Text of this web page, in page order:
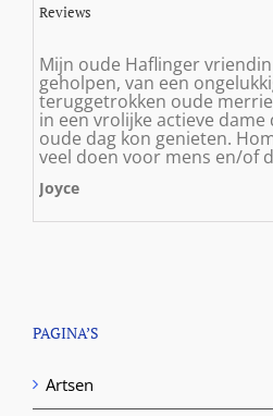
Reviews
Mijn oude Haflinger
geholpen, van een
teruggetrokken oude
in een vrolijke actieve
oude dag kon genieten.
veel doen voor mens en/of
Joyce
PAGINA’S
Artsen